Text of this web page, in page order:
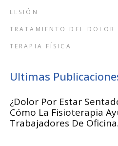
LESIÓN
TRATAMIENTO DEL DOLOR
TERAPIA FÍSICA
Ultimas
¿Dolor Por Estar
Cómo La Fisioterapia
Trabajadores De Oficina.